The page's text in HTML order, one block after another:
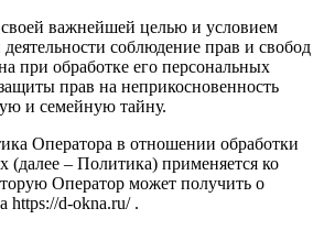
своей важнейшей целью и условием
соблюдение прав и свобод
при обработке его персональных
прав на неприкосновенность
и семейную тайну.
Оператора в отношении обработки
(далее – Политика) применяется ко
Оператор может получить о
https://d-okna.ru/ .